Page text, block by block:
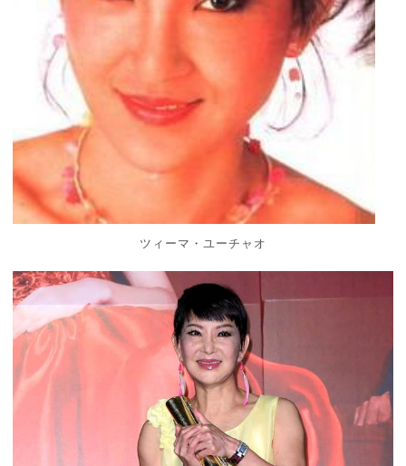
ツィーマ・ユーチャオ